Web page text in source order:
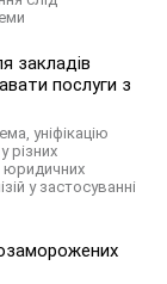
закладів
послуги з
уніфікацію
різних
юридичних
у застосуванні